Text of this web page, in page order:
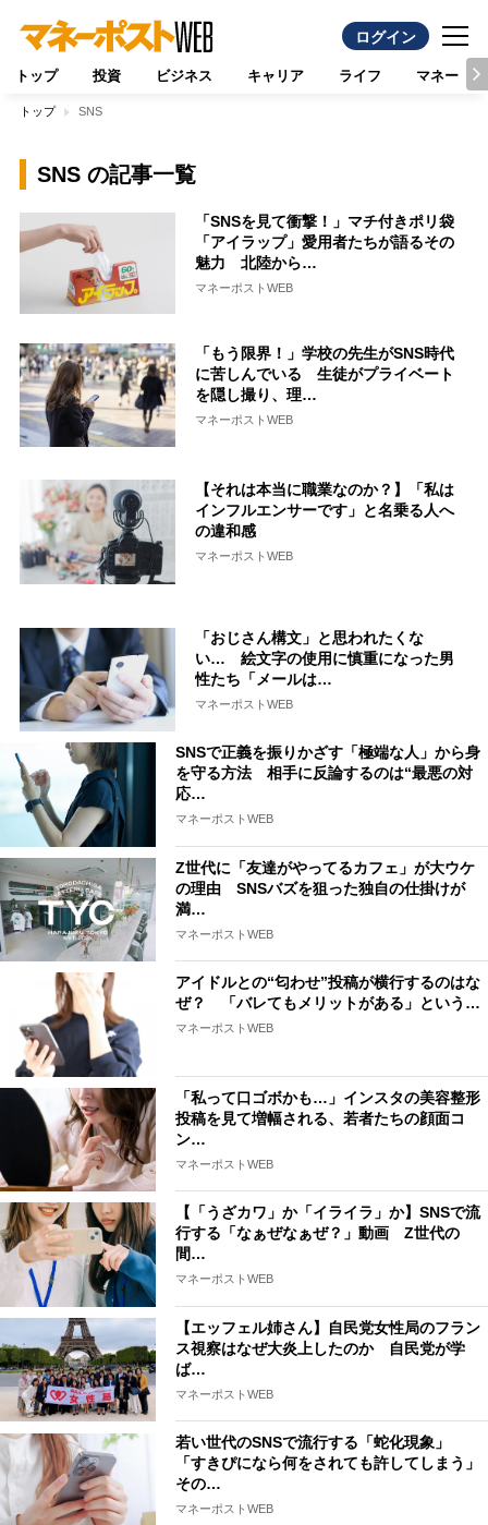
ログイン
トップ 投資 ビジネス キャリア ライフ マネー
トップ SNS
SNS の記事一覧
「SNSを見て衝撃！」マチ付きポリ袋
「アイラップ」愛用者たちが語るその
魅力 北陸から…
マネーポストWEB
「もう限界！」学校の先生がSNS時代
に苦しんでいる 生徒がプライベート
を隠し撮り、理…
マネーポストWEB
【それは本当に職業なのか？】「私は
インフルエンサーです」と名乗る人へ
の違和感
マネーポストWEB
「おじさん構文」と思われたくな
い… 絵文字の使用に慎重になった男
性たち「メールは…
マネーポストWEB
SNSで正義を振りかざす「極端な人」から身
を守る方法 相手に反論するのは“最悪の対
応…
マネーポストWEB
Z世代に「友達がやってるカフェ」が大ウケ
の理由 SNSバズを狙った独自の仕掛けが
満…
マネーポストWEB
アイドルとの“匂わせ”投稿が横行するのはな
ぜ？ 「バレてもメリットがある」という…
マネーポストWEB
「私って口ゴボかも…」インスタの美容整形
投稿を見て増幅される、若者たちの顔面コ
ン…
マネーポストWEB
【「うざカワ」か「イライラ」か】SNSで流
行する「なぁぜなぁぜ？」動画 Z世代の
間…
マネーポストWEB
【エッフェル姉さん】自民党女性局のフラン
ス視察はなぜ大炎上したのか 自民党が学
ば…
マネーポストWEB
若い世代のSNSで流行する「蛇化現象」
「すきぴになら何をされても許してしまう」
その…
マネーポストWEB